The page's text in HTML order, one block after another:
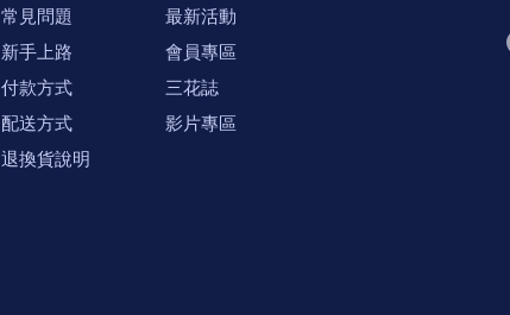
常見問題
新手上路
付款方式
配送方式
退換貨說明
最新活動
會員專區
三花誌
影片專區